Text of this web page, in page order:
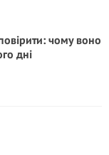
чому воно
дні